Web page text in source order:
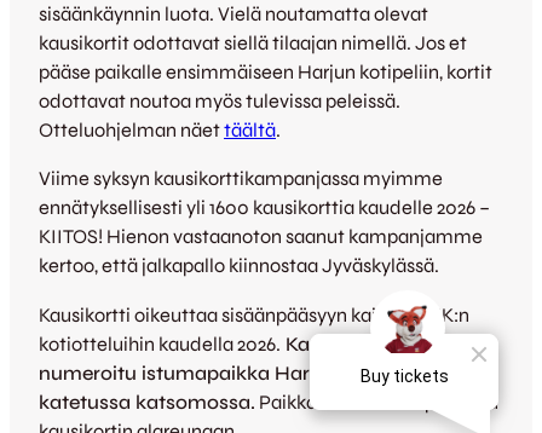
sisäänkäynnin luota. Vielä noutamatta olevat
kausikortit odottavat siellä tilaajan nimellä. Jos et
pääse paikalle ensimmäiseen Harjun kotipeliin, kortit
odottavat noutoa myös tulevissa peleissä.
Otteluohjelman näettäältä.
Viime syksyn kausikorttikampanjassa myimme
ennätyksellisesti yli 1600 kausikorttia kaudelle 2026 –
KIITOS! Hienon vastaanoton saanut kampanjamme
kertoo, että jalkapallo kiinnostaa Jyväskylässä.
Kausikortti oikeuttaa sisäänpääsyyn kaikkiin JJK:n
kotiotteluihin kaudella 2026. Kausikorttiin sisältyy
numeroitu istumapaikka Harjun uudessa
katetussa katsomossa. Paikkamerkintä on painettu